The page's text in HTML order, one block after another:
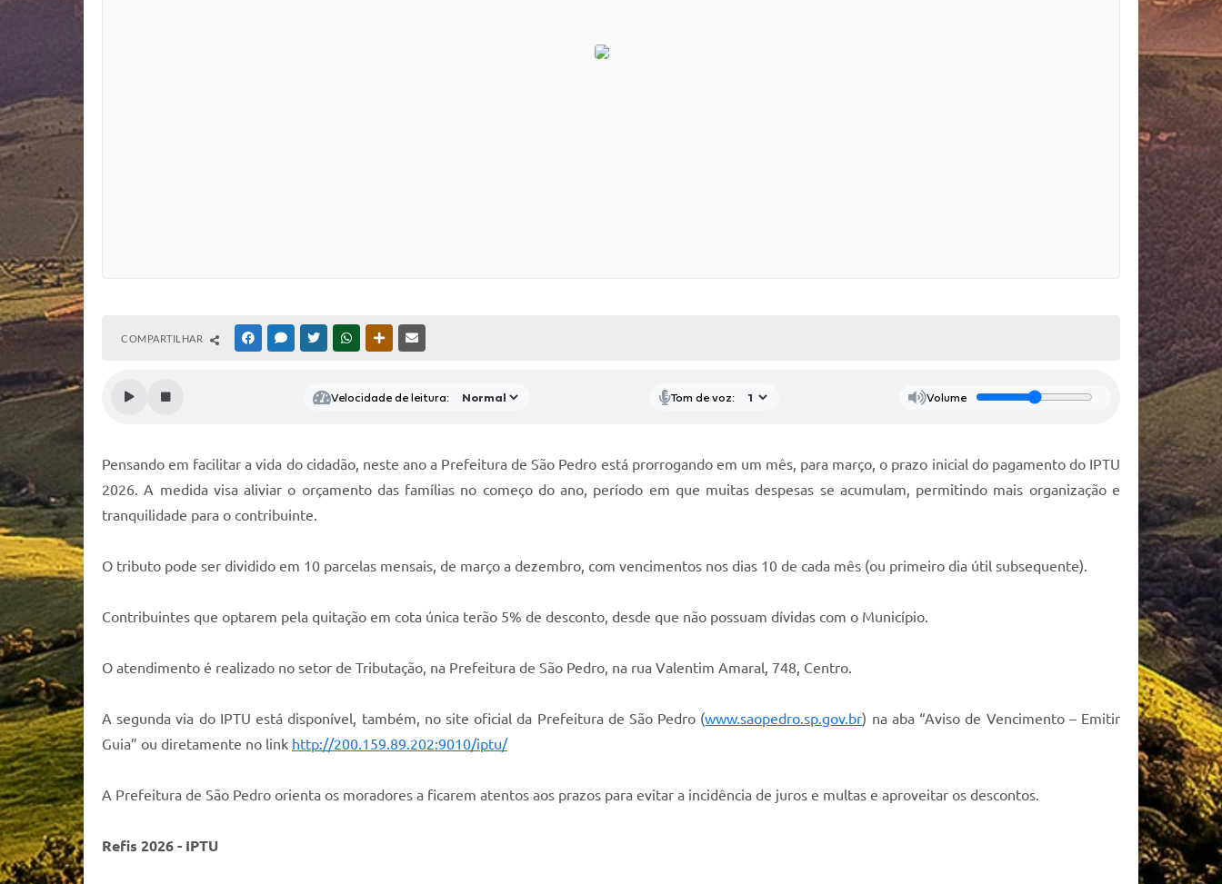
COMPARTILHAR FACEBOOKMESSENGER
TWITTERWHATSAPPOUTRAS MÍDIAS
Velocidade de leitura: Tom de voz: Volume
Pensando em facilitar a vida do cidadão, neste ano a Prefeitura de São Pedro está prorrogando em um mês, para março, o prazo inicial do pagamento do IPTU
2026. A medida visa aliviar o orçamento das famílias no começo do ano, período em que muitas despesas se acumulam, permitindo mais organização e
tranquilidade para o contribuinte.
O tributo pode ser dividido em 10 parcelas mensais, de março a dezembro, com vencimentos nos dias 10 de cada mês (ou primeiro dia útil subsequente).
Contribuintes que optarem pela quitação em cota única terão 5% de desconto, desde que não possuam dívidas com o Município.
O atendimento é realizado no setor de Tributação, na Prefeitura de São Pedro, na rua Valentim Amaral, 748, Centro.
A segunda via do IPTU está disponível, também, no site oficial da Prefeitura de São Pedro (www.saopedro.sp.gov.br) na aba “Aviso de Vencimento – Emitir
Guia” ou diretamente no link http://200.159.89.202:9010/iptu/
A Prefeitura de São Pedro orienta os moradores a ficarem atentos aos prazos para evitar a incidência de juros e multas e aproveitar os descontos.
Refis 2026 - IPTU